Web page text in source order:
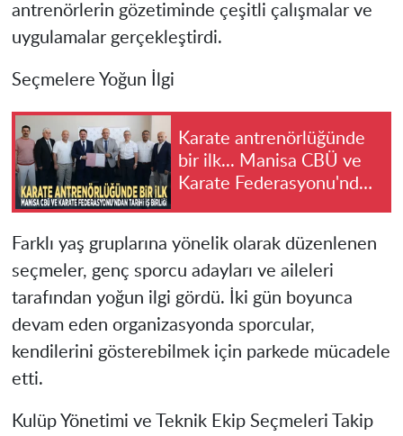
antrenörlerin gözetiminde çeşitli çalışmalar ve
uygulamalar gerçekleştirdi.
Seçmelere Yoğun İlgi
Karate antrenörlüğünde
bir ilk... Manisa CBÜ ve
Karate Federasyonu'ndan
Farklı yaş gruplarına yönelik olarak düzenlenen
seçmeler, genç sporcu adayları ve aileleri
tarafından yoğun ilgi gördü. İki gün boyunca
devam eden organizasyonda sporcular,
kendilerini gösterebilmek için parkede mücadele
etti.
Kulüp Yönetimi ve Teknik Ekip Seçmeleri Takip